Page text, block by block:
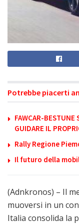
Potrebbe piacerti
FAWCAR-BESTUNE
GUIDARE IL
Rally Regione
Il futuro della
(Adnkronos) – Il
muoversi in un
Italia consolida la